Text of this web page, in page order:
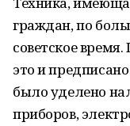
граждан, по
советское
это и
было уделено
приборов,